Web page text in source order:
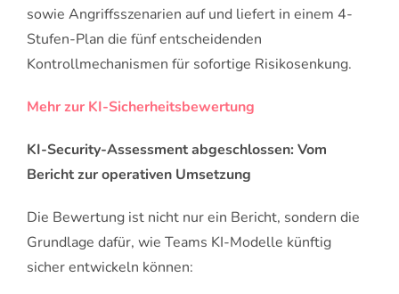
sowie Angriffsszenarien auf und liefert in einem 4-
Stufen-Plan die fünf entscheidenden
Kontrollmechanismen für sofortige Risikosenkung.
Mehr zur KI-Sicherheitsbewertung
KI-Security-Assessment abgeschlossen: Vom
Bericht zur operativen Umsetzung
Die Bewertung ist nicht nur ein Bericht, sondern die
Grundlage dafür, wie Teams KI-Modelle künftig
sicher entwickeln können: